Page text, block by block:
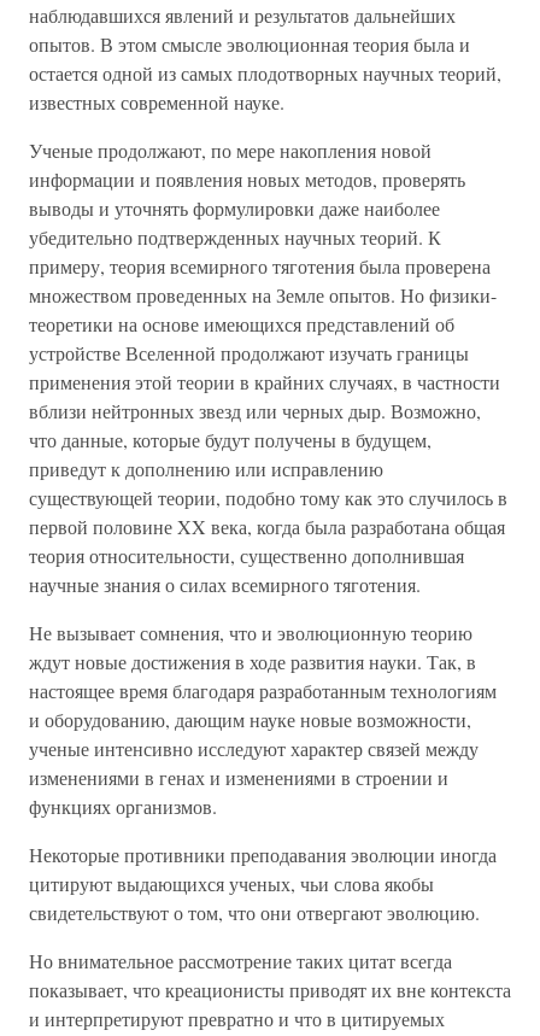
наблюдавшихся явлений и результатов дальнейших
опытов. В этом смысле эволюционная теория была и
остается одной из самых плодотворных научных теорий,
известных современной науке.
Ученые продолжают, по мере накопления новой
информации и появления новых методов, проверять
выводы и уточнять формулировки даже наиболее
убедительно подтвержденных научных теорий. К
примеру, теория всемирного тяготения была проверена
множеством проведенных на Земле опытов. Но физики-
теоретики на основе имеющихся представлений об
устройстве Вселенной продолжают изучать границы
применения этой теории в крайних случаях, в частности
вблизи нейтронных звезд или черных дыр. Возможно,
что данные, которые будут получены в будущем,
приведут к дополнению или исправлению
существующей теории, подобно тому как это случилось в
первой половине XX века, когда была разработана общая
теория относительности, существенно дополнившая
научные знания о силах всемирного тяготения.
Не вызывает сомнения, что и эволюционную теорию
ждут новые достижения в ходе развития науки. Так, в
настоящее время благодаря разработанным технологиям
и оборудованию, дающим науке новые возможности,
ученые интенсивно исследуют характер связей между
изменениями в генах и изменениями в строении и
функциях организмов.
Некоторые противники преподавания эволюции иногда
цитируют выдающихся ученых, чьи слова якобы
свидетельствуют о том, что они отвергают эволюцию.
Но внимательное рассмотрение таких цитат всегда
показывает, что креационисты приводят их вне контекста
и интерпретируют превратно и что в цитируемых